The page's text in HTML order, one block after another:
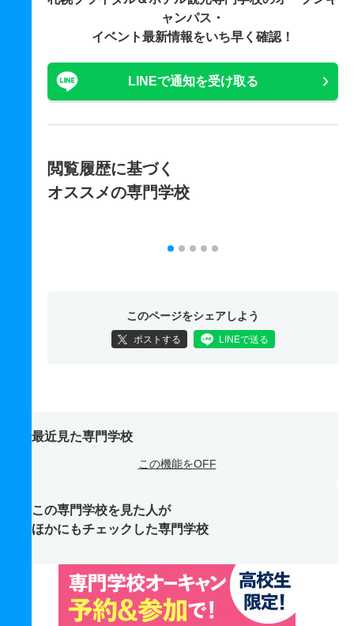
ャンパス・
イベント最新情報をいち早く確認！
LINEで通知を受け取る
閲覧履歴に基づく
オススメの専門学校
このページをシェアしよう
ポストする LINEで送る
最近見た専門学校
この機能をOFF
この専門学校を見た人が
ほかにもチェックした専門学校